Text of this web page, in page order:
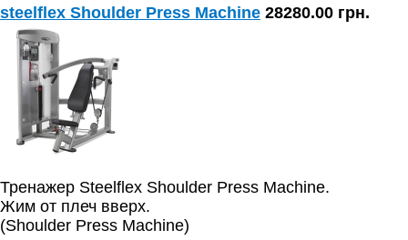
steelflex Shoulder Press Machine 28280.00 грн.
Тренажер Steelflex Shoulder Press Machine.
Жим от плеч вверх.
(Shoulder Press Machine)